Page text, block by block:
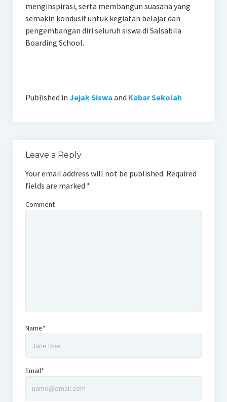
menginspirasi, serta membangun suasana yang
semakin kondusif untuk kegiatan belajar dan
pengembangan diri seluruh siswa di Salsabila
Boarding School.
Published in Jejak Siswa and Kabar Sekolah
Leave a Reply
Your email address will not be published. Required
fields are marked *
Comment
Name*
Email*